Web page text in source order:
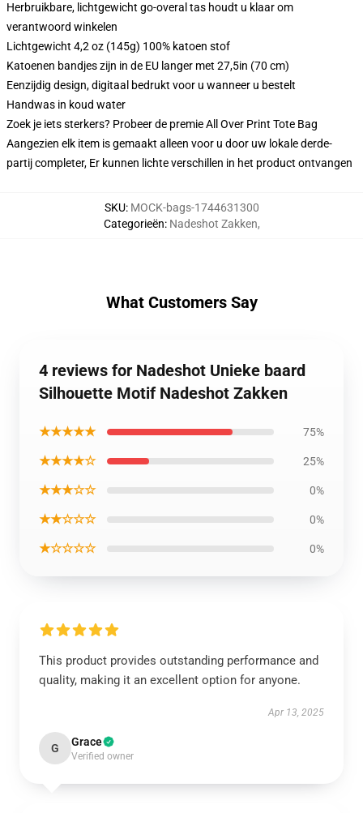
Herbruikbare, lichtgewicht go-overal tas houdt u klaar om
verantwoord winkelen
Lichtgewicht 4,2 oz (145g) 100% katoen stof
Katoenen bandjes zijn in de EU langer met 27,5in (70 cm)
Eenzijdig design, digitaal bedrukt voor u wanneer u bestelt
Handwas in koud water
Zoek je iets sterkers? Probeer de premie All Over Print Tote Bag
Aangezien elk item is gemaakt alleen voor u door uw lokale derde-
partij completer, Er kunnen lichte verschillen in het product ontvangen
SKU: MOCK-bags-1744631300
Categorieën: Nadeshot Zakken,
What Customers Say
4 reviews for Nadeshot Unieke baard
Silhouette Motif Nadeshot Zakken
★★★★★ 75%
★★★★☆ 25%
★★★☆☆ 0%
★★☆☆☆ 0%
★☆☆☆☆ 0%
This product provides outstanding performance and
quality, making it an excellent option for anyone.
Apr 13, 2025
G Grace
Verified owner